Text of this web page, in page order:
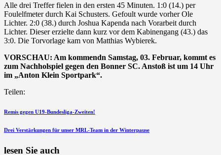
Alle drei Treffer fielen in den ersten 45 Minuten. 1:0 (14.) per
Foulelfmeter durch Kai Schusters. Gefoult wurde vorher Ole
Lichter. 2:0 (38.) durch Joshua Kapenda nach Vorarbeit durch
Lichter. Dieser erzielte dann kurz vor dem Kabinengang (43.) das
3:0. Die Torvorlage kam von Matthias Wybierek.
VORSCHAU: Am kommendn Samstag, 03. Februar, kommt es
zum Nachholspiel gegen den Bonner SC. Anstoß ist um 14 Uhr
im „Anton Klein Sportpark“.
Teilen:
Beitragsnavigation
vorherigen
Remis gegen U19-Bundesliga-Zweiten!
nächsten
Drei Verstärkungen für unser MRL-Team in der Winterpause
lesen Sie auch